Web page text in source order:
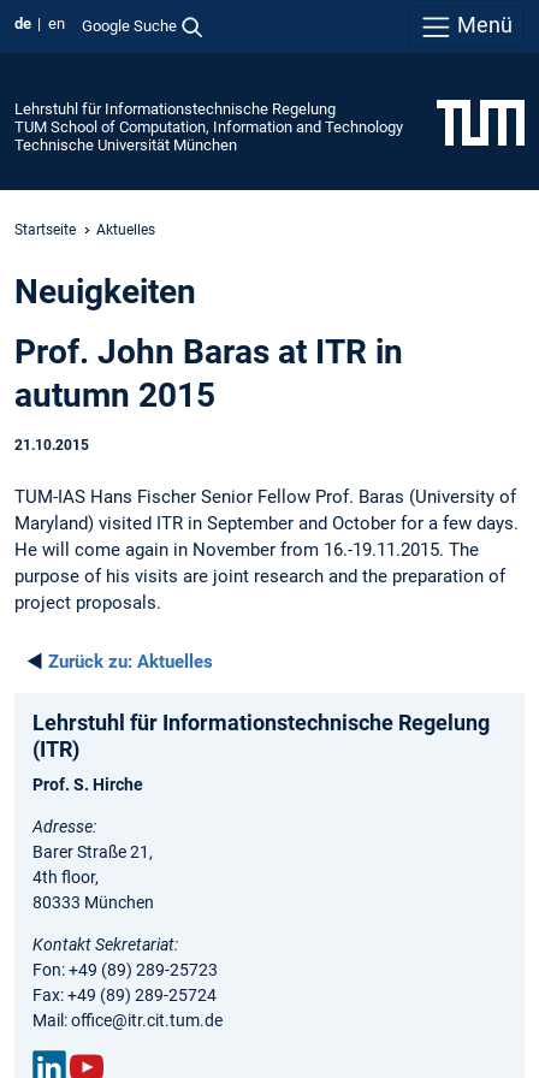
de en Google Suche Menü
Lehrstuhl für Informationstechnische Regelung
TUM School of Computation, Information and Technology
Technische Universität München
Startseite Aktuelles
Neuigkeiten
Prof. John Baras at ITR in
autumn 2015
21.10.2015
TUM-IAS Hans Fischer Senior Fellow Prof. Baras (University of
Maryland) visited ITR in September and October for a few days.
He will come again in November from 16.-19.11.2015. The
purpose of his visits are joint research and the preparation of
project proposals.
◄ Zurück zu: Aktuelles
Lehrstuhl für Informationstechnische Regelung
(ITR)
Prof. S. Hirche
Adresse:
Barer Straße 21,
4th floor,
80333 München
Kontakt Sekretariat:
Fon: +49 (89) 289-25723
Fax: +49 (89) 289-25724
Mail: office@itr.cit.tum.de